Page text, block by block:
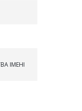
ІМЕНІ